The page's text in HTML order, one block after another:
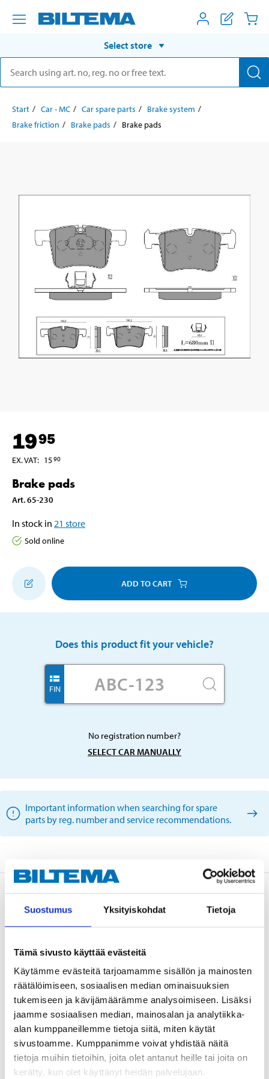
Suostumus Yksityiskohdat Tietoja
Tämä sivusto käyttää evästeitä
Käytämme evästeitä tarjoamamme sisällön ja mainosten
räätälöimiseen, sosiaalisen median ominaisuuksien
tukemiseen ja kävijämäärämme analysoimiseen. Lisäksi
jaamme sosiaalisen median, mainosalan ja analytiikka-
alan kumppaneillemme tietoja siitä, miten käytät
sivustoamme. Kumppanimme voivat yhdistää näitä
tietoja muihin tietoihin, joita olet antanut heille tai joita on
kerätty, kun olet käyttänyt heidän palvelujaan.
Select store
Start Car - MC Car spare parts
Brake system
Brake friction
Brake pads Brake pads
1995
EX. VAT: 1590
Brake pads
Art.65-230
In stock in 21 store
Sold online
ADD TO CART
Does this product fit your vehicle?
FIN
No registration number?
SELECT CAR MANUALLY
Important information when searching for spare
parts by reg. number and service recommendations.
Description
Asbestos free brake pads for 2 wheels.
Technical specifications
Width
148,3 mm
Height
70,0 mm
Thickness
19,3 mm